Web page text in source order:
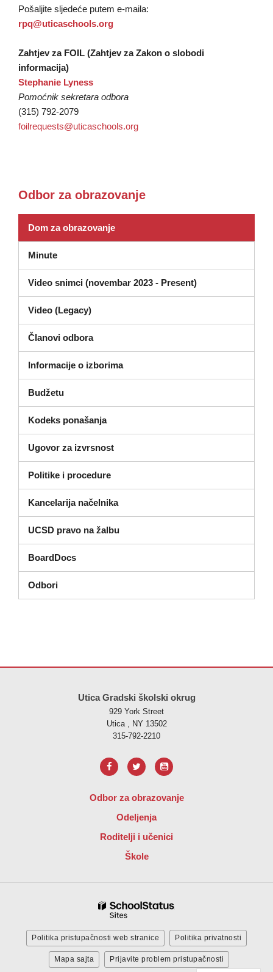
Pošaljite sljedeće putem e-maila:
rpq@uticaschools.org
Zahtjev za FOIL (Zahtjev za Zakon o slobodi
informacija)
Stephanie Lyness
Pomoćnik sekretara odbora
(315) 792-2079
foilrequests@uticaschools.org
Odbor za obrazovanje
Dom za obrazovanje
Minute
Video snimci (novembar 2023 - Present)
Video (Legacy)(otvara se u novom prozoru)
Članovi odbora
Informacije o izborima
Budžetu
Kodeks ponašanja(otvara se u novom prozoru)
Ugovor za izvrsnost
Politike i procedure
Kancelarija načelnika
UCSD pravo na žalbu
BoardDocs(otvara se u novom prozoru)
Odbori
Utica Gradski školski okrug
929 York Street
Utica , NY 13502
315-792-2210
Odbor za obrazovanje
Odeljenja
Roditelji i učenici
Škole
Politika pristupačnosti web stranice Politika privatnosti
Mapa sajta Prijavite problem pristupačnosti